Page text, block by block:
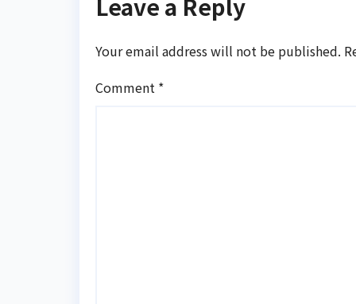
Leave a Reply
Your email address will not be published.
Comment *